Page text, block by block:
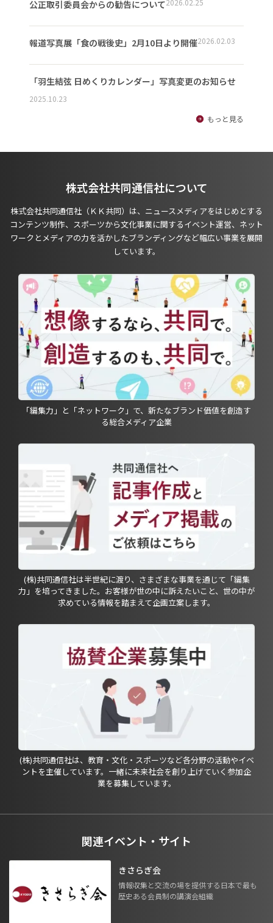
公正取引委員会からの勧告について
報道写真展「食の戦後史」2月10日より開催2026.02.03
「羽生結弦 日めくりカレンダー」写真変更のお知らせ
2025.10.23
もっと見る
株式会社共同通信社について
株式会社共同通信社（ＫＫ共同）は、ニュースメディアをはじめとする
コンテンツ制作、スポーツから文化事業に関するイベント運営、ネット
ワークとメディアの力を活かしたブランディングなど幅広い事業を展開
しています。
「編集力」と「ネットワーク」で、新たなブランド価値を創造す
る総合メディア企業
(株)共同通信社は半世紀に渡り、さまざまな事業を通じて「編集
力」を培ってきました。お客様が世の中に訴えたいこと、世の中が
求めている情報を踏まえて企画立案します。
(株)共同通信社は、教育・文化・スポーツなど各分野の活動やイベ
ントを主催しています。一緒に未来社会を創り上げていく参加企
業を募集しています。
関連イベント・サイト
きさらぎ会
情報収集と交流の場を提供する日本で最も
歴史ある会員制の講演会組織